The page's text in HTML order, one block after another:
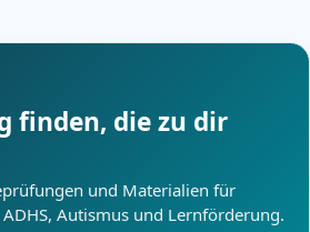
finden, die zu dir
und Materialien für
Autismus und Lernförderung.